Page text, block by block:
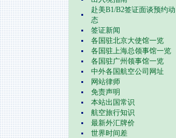
赴美B1/B2签证面谈预约动
态
签证新闻
各国驻北京大使馆一览
各国驻上海总领事馆一览
各国驻广州领事馆一览
中外各国航空公司网址
网站律师
免责声明
本站出国常识
航空旅行知识
最新外汇牌价
世界时间差